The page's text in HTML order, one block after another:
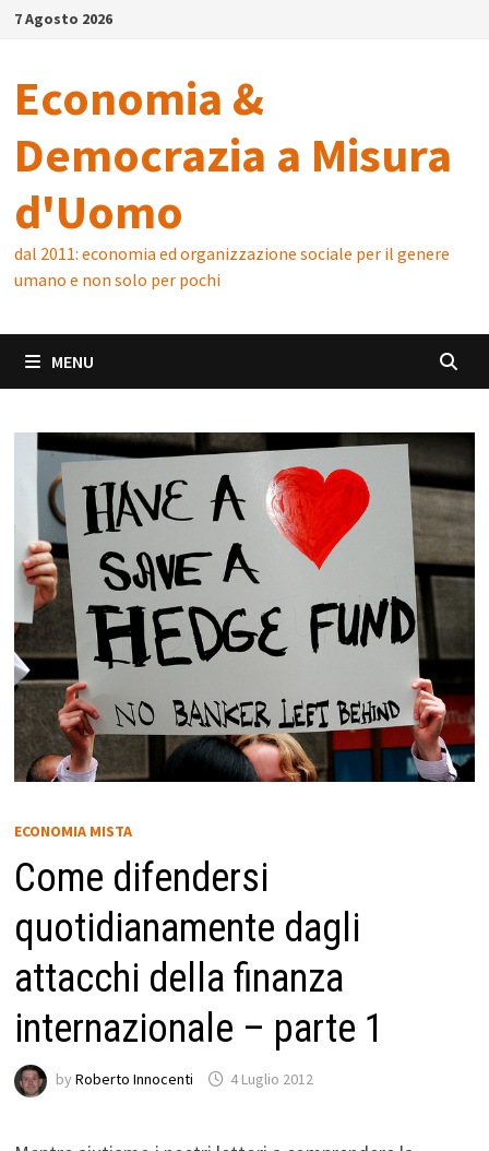
Skip7 Agosto 2026
Economia &
Democrazia a Misura
d'Uomo
dal 2011: economia ed organizzazione sociale per il genere
umano e non solo per pochi
MENU
ECONOMIA MISTA
Come difendersi
quotidianamente dagli
attacchi della finanza
internazionale – parte 1
by Roberto Innocenti 4 Luglio 2012